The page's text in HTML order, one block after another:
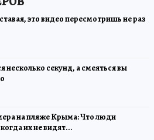
это видео пересмотришь не раз
несколько секунд, а смеяться вы
на пляже Крыма: Что люди
их не видят...